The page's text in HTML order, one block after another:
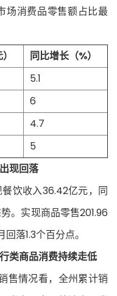
场消费品零售额占比最
同比增长（%）
5.1
6
4.7
5
现回落
饮收入36.42亿元，同
。实现商品零售201.96
落1.3个百分点。
类商品消费持续走低
售情况看，全州累计销